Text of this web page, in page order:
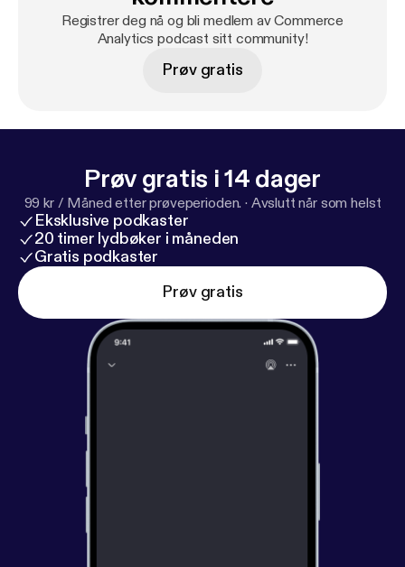
Registrer deg nå og bli medlem av Commerce
Analytics podcast sitt community!
Prøv gratis
Prøv gratis i 14 dager
99 kr / Måned etter prøveperioden. · Avslutt når som helst
Eksklusive podkaster
20 timer lydbøker i måneden
Gratis podkaster
Prøv gratis